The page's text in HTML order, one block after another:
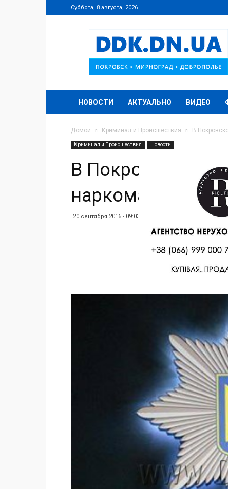
Суббота, 8 августа, 2026
DDK.DN.UA
НОВОСТИ АКТУАЛЬНО ВИДЕО
Домой Криминал и Происшествия В
Криминал и Происшествия Новости
В Покровской
наркоманы
20 сентября 2016 - 09:03